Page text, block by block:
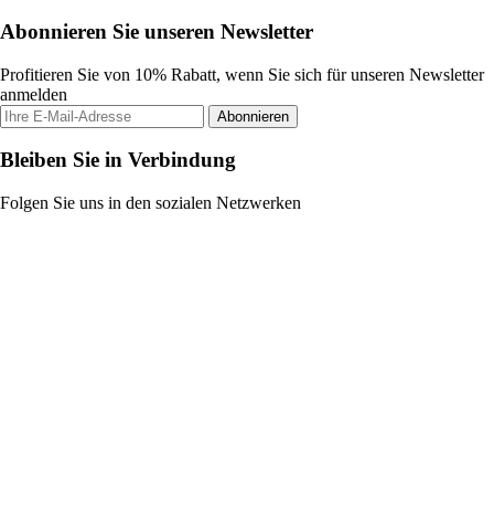
Abonnieren Sie unseren Newsletter
Profitieren Sie von 10% Rabatt, wenn Sie sich für unseren Newsletter
anmelden
Abonnieren
Bleiben Sie in Verbindung
Folgen Sie uns in den sozialen Netzwerken